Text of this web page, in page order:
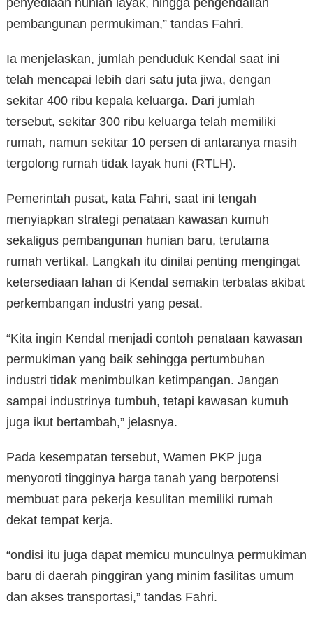
penyediaan hunian layak, hingga pengendalian
pembangunan permukiman,” tandas Fahri.
Ia menjelaskan, jumlah penduduk Kendal saat ini
telah mencapai lebih dari satu juta jiwa, dengan
sekitar 400 ribu kepala keluarga. Dari jumlah
tersebut, sekitar 300 ribu keluarga telah memiliki
rumah, namun sekitar 10 persen di antaranya masih
tergolong rumah tidak layak huni (RTLH).
Pemerintah pusat, kata Fahri, saat ini tengah
menyiapkan strategi penataan kawasan kumuh
sekaligus pembangunan hunian baru, terutama
rumah vertikal. Langkah itu dinilai penting mengingat
ketersediaan lahan di Kendal semakin terbatas akibat
perkembangan industri yang pesat.
“Kita ingin Kendal menjadi contoh penataan kawasan
permukiman yang baik sehingga pertumbuhan
industri tidak menimbulkan ketimpangan. Jangan
sampai industrinya tumbuh, tetapi kawasan kumuh
juga ikut bertambah,” jelasnya.
Pada kesempatan tersebut, Wamen PKP juga
menyoroti tingginya harga tanah yang berpotensi
membuat para pekerja kesulitan memiliki rumah
dekat tempat kerja.
“ondisi itu juga dapat memicu munculnya permukiman
baru di daerah pinggiran yang minim fasilitas umum
dan akses transportasi,” tandas Fahri.